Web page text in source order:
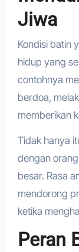
Jiwa
Kondisi batin
hidup yang
contohnya
berdoa,
memberikan
Tidak hanya
dengan
besar. Rasa
mendorong
ketika
Peran